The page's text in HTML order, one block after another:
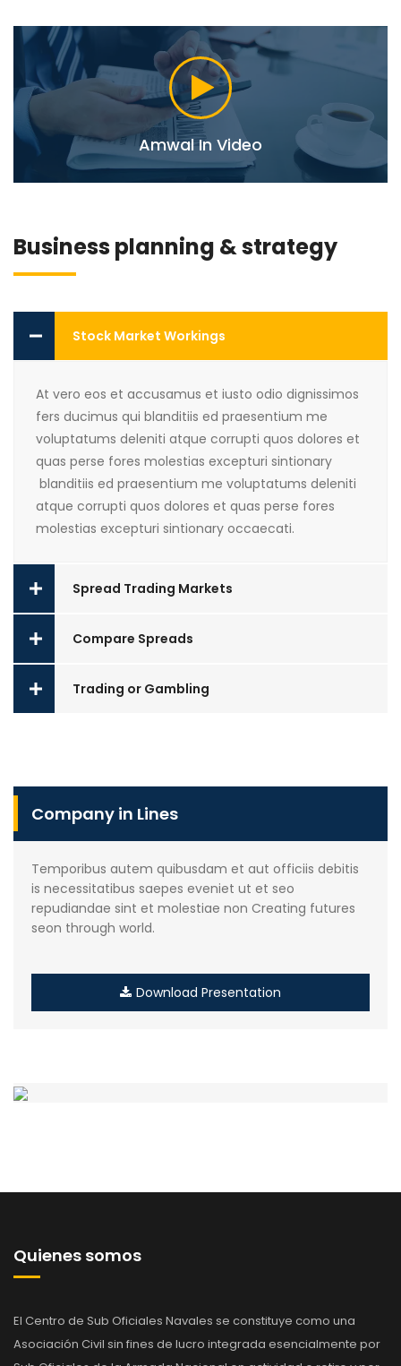
Amwal In Video
Business planning & strategy
Stock Market Workings
At vero eos et accusamus et iusto odio dignissimos
fers ducimus qui blanditiis ed praesentium me
voluptatums deleniti atque corrupti quos dolores et
quas perse fores molestias excepturi sintionary
blanditiis ed praesentium me voluptatums deleniti
atque corrupti quos dolores et quas perse fores
molestias excepturi sintionary occaecati.
Spread Trading Markets
Compare Spreads
Trading or Gambling
Company in Lines
Temporibus autem quibusdam et aut officiis debitis
is necessitatibus saepes eveniet ut et seo
repudiandae sint et molestiae non Creating futures
seon through world.
Download Presentation
Quienes somos
El Centro de Sub Oficiales Navales se constituye como una
Asociación Civil sin fines de lucro integrada esencialmente por